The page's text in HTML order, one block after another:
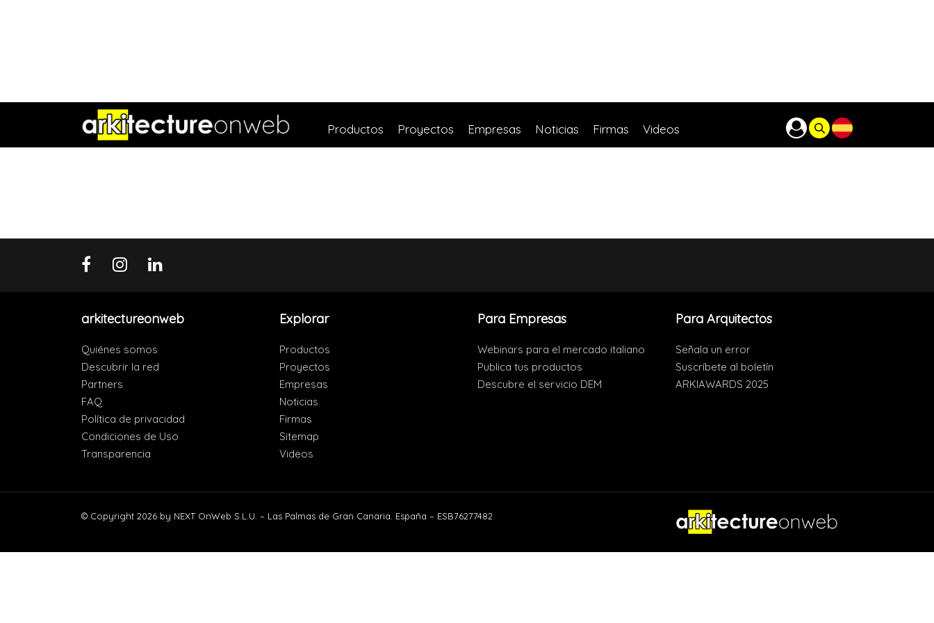
Productos Proyectos Empresas Noticias Firmas Videos
arkitectureonweb
Quiénes somos
Descubrir la red
Partners
FAQ
Política de privacidad
Condiciones de Uso
Transparencia
Explorar
Productos
Proyectos
Empresas
Noticias
Firmas
Sitemap
Videos
Para Empresas
Webinars para el mercado italiano
Publica tus productos
Descubre el servicio DEM
Para Arquitectos
Señala un error
Suscríbete al boletín
ARKIAWARDS 2025
© Copyright 2026 by NEXT OnWeb S.L.U. – Las Palmas de Gran Canaria. España – ESB76277482